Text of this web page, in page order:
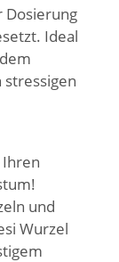
Dosierung
Ideal
Ihren
und
Wurzel